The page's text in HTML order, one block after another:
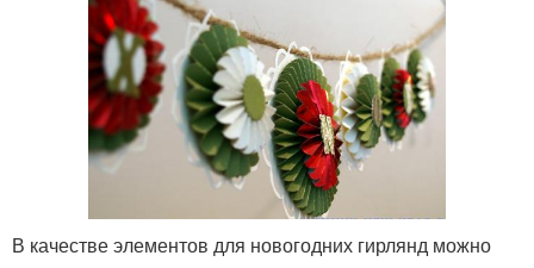
В качестве элементов для новогодних гирлянд можно